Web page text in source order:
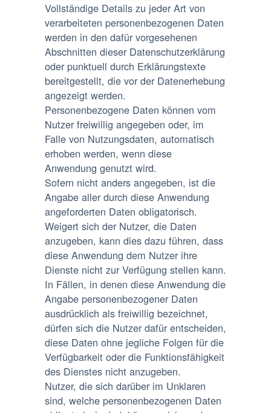
Vollständige Details zu jeder Art von
verarbeiteten personenbezogenen Daten
werden in den dafür vorgesehenen
Abschnitten dieser Datenschutzerklärung
oder punktuell durch Erklärungstexte
bereitgestellt, die vor der Datenerhebung
angezeigt werden.
Personenbezogene Daten können vom
Nutzer freiwillig angegeben oder, im
Falle von Nutzungsdaten, automatisch
erhoben werden, wenn diese
Anwendung genutzt wird.
Sofern nicht anders angegeben, ist die
Angabe aller durch diese Anwendung
angeforderten Daten obligatorisch.
Weigert sich der Nutzer, die Daten
anzugeben, kann dies dazu führen, dass
diese Anwendung dem Nutzer ihre
Dienste nicht zur Verfügung stellen kann.
In Fällen, in denen diese Anwendung die
Angabe personenbezogener Daten
ausdrücklich als freiwillig bezeichnet,
dürfen sich die Nutzer dafür entscheiden,
diese Daten ohne jegliche Folgen für die
Verfügbarkeit oder die Funktionsfähigkeit
des Dienstes nicht anzugeben.
Nutzer, die sich darüber im Unklaren
sind, welche personenbezogenen Daten